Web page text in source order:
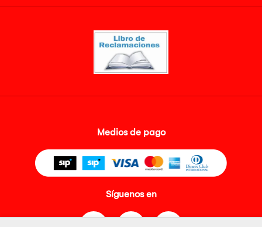
Medios de pago
Síguenos en